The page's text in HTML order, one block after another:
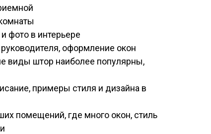
фото в интерьере
оформление окон
виды штор наиболее популярны,
примеры стиля и дизайна в
помещений, где много окон, стиль